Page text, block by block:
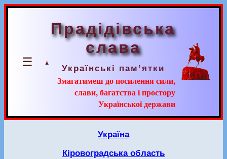
☰
Прадідівська
слава
Українські пам’ятки
Змагатимеш до посилення сили,
слави, багатства і простору
Української держави
Україна
Кіровоградська область